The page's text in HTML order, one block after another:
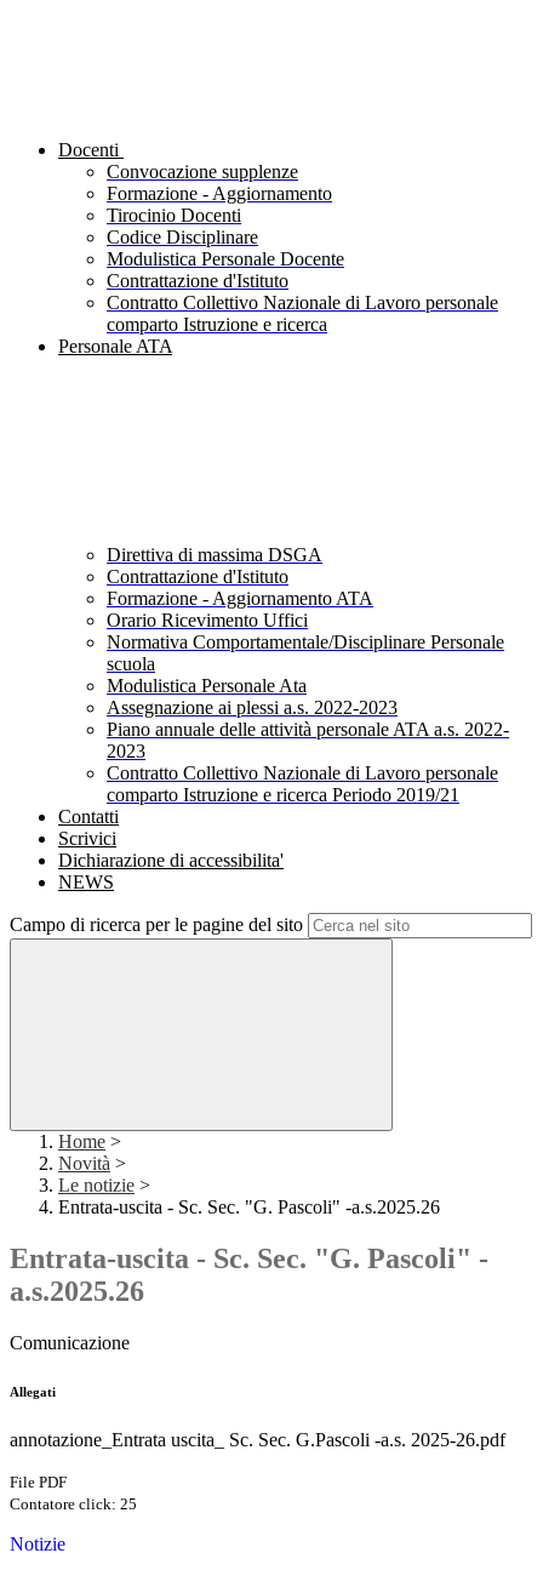
Docenti
Convocazione supplenze
Formazione - Aggiornamento
Tirocinio Docenti
Codice Disciplinare
Modulistica Personale Docente
Contrattazione d'Istituto
Contratto Collettivo Nazionale di Lavoro personale
comparto Istruzione e ricerca
Personale ATA
Direttiva di massima DSGA
Contrattazione d'Istituto
Formazione - Aggiornamento ATA
Orario Ricevimento Uffici
Normativa Comportamentale/Disciplinare Personale
scuola
Modulistica Personale Ata
Assegnazione ai plessi a.s. 2022-2023
Piano annuale delle attività personale ATA a.s. 2022-
2023
Contratto Collettivo Nazionale di Lavoro personale
comparto Istruzione e ricerca Periodo 2019/21
Contatti
Scrivici
Dichiarazione di accessibilita'
NEWS
Campo di ricerca per le pagine del sito
Home >
Novità >
Le notizie >
Entrata-uscita - Sc. Sec. "G. Pascoli" -a.s.2025.26
Entrata-uscita - Sc. Sec. "G. Pascoli" -
a.s.2025.26
Comunicazione
Allegati
annotazione_Entrata uscita_ Sc. Sec. G.Pascoli -a.s. 2025-26.pdf
File PDF
Contatore click: 25
Notizie